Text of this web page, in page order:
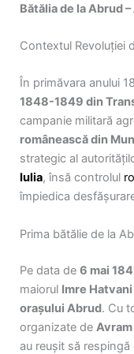
Bătălia de la Abrud –
Contextul Revoluției
În primăvara anului
1848-1849 din
campanie militară
românească din
strategic al
Iulia, însă controlul
împiedica
Prima bătălie de la
Pe data de 6 mai
maiorul Imre Hatvani
orașului Abrud. Cu
organizate de
au reușit să